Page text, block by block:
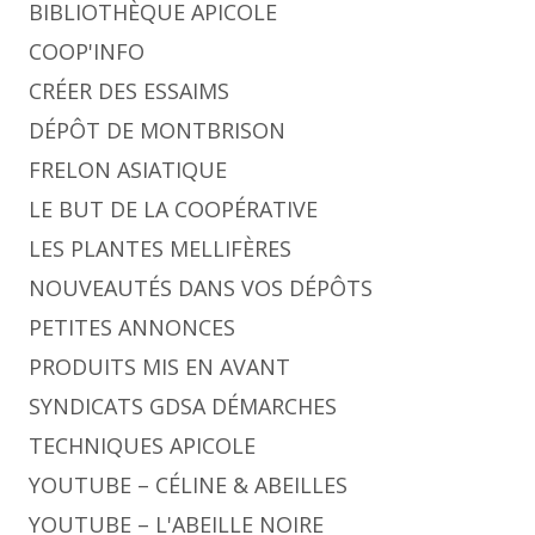
BIBLIOTHÈQUE APICOLE
COOP'INFO
CRÉER DES ESSAIMS
DÉPÔT DE MONTBRISON
FRELON ASIATIQUE
LE BUT DE LA COOPÉRATIVE
LES PLANTES MELLIFÈRES
NOUVEAUTÉS DANS VOS DÉPÔTS
PETITES ANNONCES
PRODUITS MIS EN AVANT
SYNDICATS GDSA DÉMARCHES
TECHNIQUES APICOLE
YOUTUBE – CÉLINE & ABEILLES
YOUTUBE – L'ABEILLE NOIRE